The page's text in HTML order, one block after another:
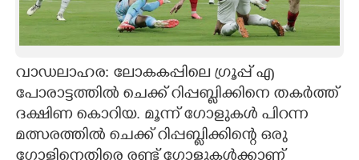
ASTRO
LITERATURE
ZOOM
വാഡലാഹര: ലോകകപ്പിലെ ഗ്രൂപ്പ് എ
പോരാട്ടത്തിൽ ചെക്ക് റിപ്പബ്ലിക്കിനെ തകർത്ത്
ദക്ഷിണ കൊറിയ. മൂന്ന് ഗോളുകൾ പിറന്ന
മത്സരത്തിൽ ചെക്ക് റിപ്പബ്ലിക്കിന്റെ ഒരു